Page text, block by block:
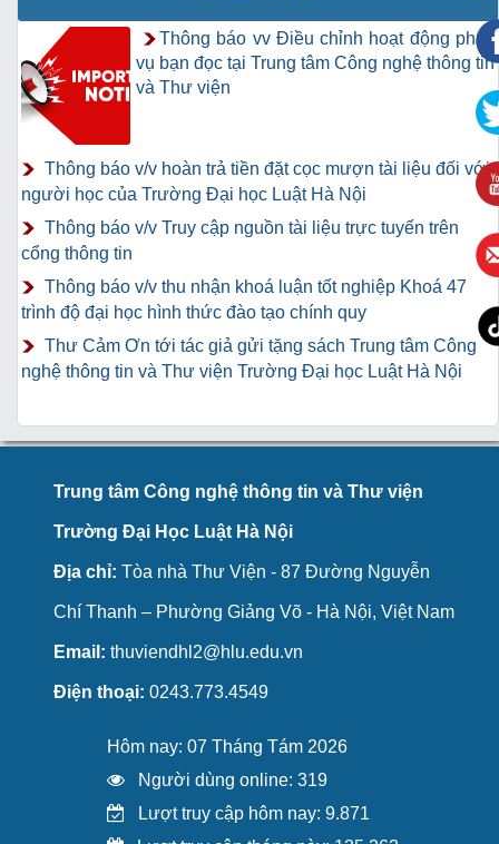
Thông báo vv Điều chỉnh hoạt động phục
vụ bạn đọc tại Trung tâm Công nghệ thông tin
và Thư viện
Thông báo v/v hoàn trả tiền đặt cọc mượn tài liệu đối với
người học của Trường Đại học Luật Hà Nội
Thông báo v/v Truy cập nguồn tài liệu trực tuyến trên
cổng thông tin
Thông báo v/v thu nhận khoá luận tốt nghiệp Khoá 47
trình độ đại học hình thức đào tạo chính quy
Thư Cảm Ơn tới tác giả gửi tặng sách Trung tâm Công
nghệ thông tin và Thư viện Trường Đại học Luật Hà Nội
Trung tâm Công nghệ thông tin và Thư viện
Trường Đại Học Luật Hà Nội
Địa chỉ: Tòa nhà Thư Viện - 87 Đường Nguyễn
Chí Thanh – Phường Giảng Võ - Hà Nội, Việt Nam
Email: thuviendhl2@hlu.edu.vn
Điện thoại: 0243.773.4549
Hôm nay: 07 Tháng Tám 2026
Người dùng online: 319
Lượt truy cập hôm nay: 9.871